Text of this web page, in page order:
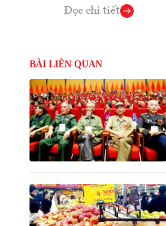
Đọc chi tiết
BÀI LIÊN QUAN